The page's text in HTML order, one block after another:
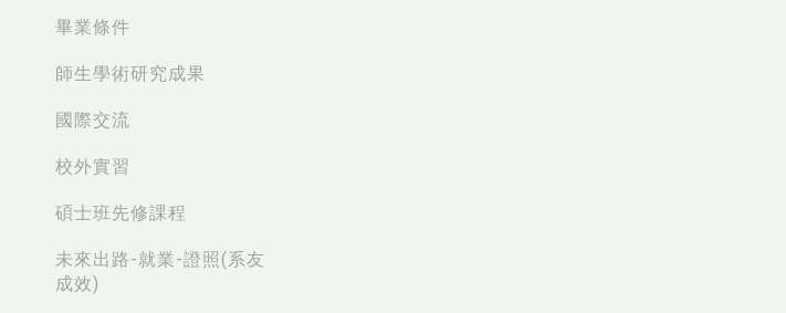
畢業條件
師生學術研究成果
國際交流
校外實習
碩士班先修課程
未來出路-就業-證照(系友
成效)